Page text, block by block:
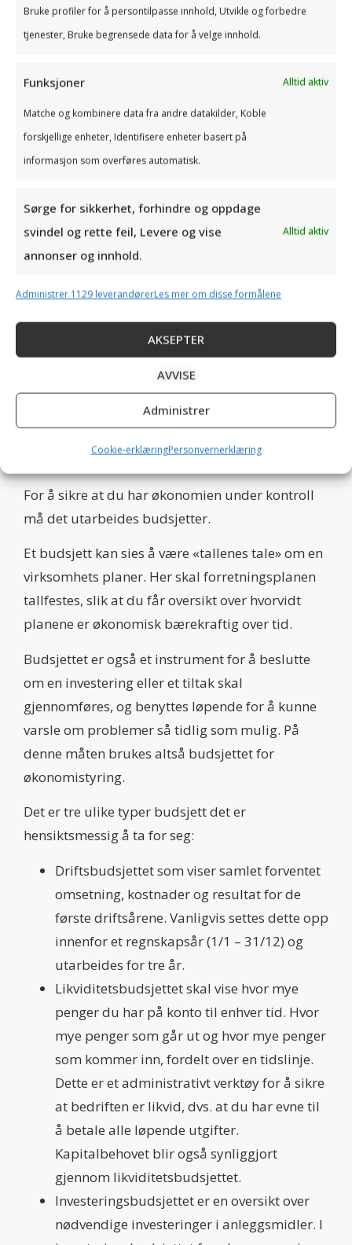
Bruke profiler for å persontilpasse innhold, Utvikle og forbedre
tjenester, Bruke begrensede data for å velge innhold.
Funksjoner Alltid aktiv
Matche og kombinere data fra andre datakilder, Koble
forskjellige enheter, Identifisere enheter basert på
informasjon som overføres automatisk.
Sørge for sikkerhet, forhindre og oppdage
svindel og rette feil, Levere og vise
annonser og innhold.
Alltid aktiv
Administrer 1129 leverandørerLes mer om disse formålene
AKSEPTER
AVVISE
Administrer
Cookie-erklæringPersonvernerklæring
etter fem år.
konkurs er svikt og mangler på de helt
Bankene fremhever spesielt et manglende fokus
på økonomien som årsak til konkurser, naturlig
område som å drive inn kundefordringer blir
neglisjert.
Det høres kanskje banalt ut, men dersom du ikke
får inn pengene kundene skylder deg blir du fort
bedriftens likviditet. I tillegg må du ha god
kostnadskontroll, slik at kostnadene holdes så
De viktige budsjettene
For å sikre at du har økonomien under kontroll
må det utarbeides budsjetter.
Et budsjett kan sies å være «tallenes tale» om en
virksomhets planer. Her skal forretningsplanen
tallfestes, slik at du får oversikt over hvorvidt
planene er økonomisk bærekraftig over tid.
Budsjettet er også et instrument for å beslutte
om en investering eller et tiltak skal
gjennomføres, og benyttes løpende for å kunne
varsle om problemer så tidlig som mulig. På
denne måten brukes altså budsjettet for
økonomistyring.
Det er tre ulike typer budsjett det er
hensiktsmessig å ta for seg:
Driftsbudsjettet som viser samlet forventet
omsetning, kostnader og resultat for de
første driftsårene. Vanligvis settes dette opp
innenfor et regnskapsår (1/1 – 31/12) og
utarbeides for tre år.
Likviditetsbudsjettet skal vise hvor mye
penger du har på konto til enhver tid. Hvor
mye penger som går ut og hvor mye penger
som kommer inn, fordelt over en tidslinje.
Dette er et administrativt verktøy for å sikre
at bedriften er likvid, dvs. at du har evne til
å betale alle løpende utgifter.
Kapitalbehovet blir også synliggjort
gjennom likviditetsbudsjettet.
Investeringsbudsjettet er en oversikt over
nødvendige investeringer i anleggsmidler. I